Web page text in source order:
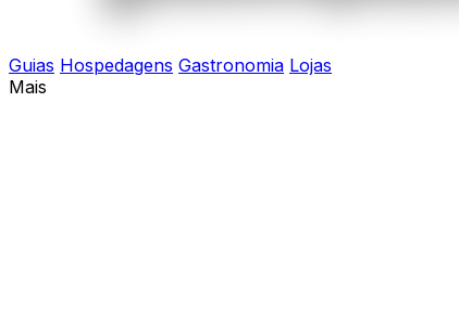
Guias Hospedagens Gastronomia Lojas
Mais